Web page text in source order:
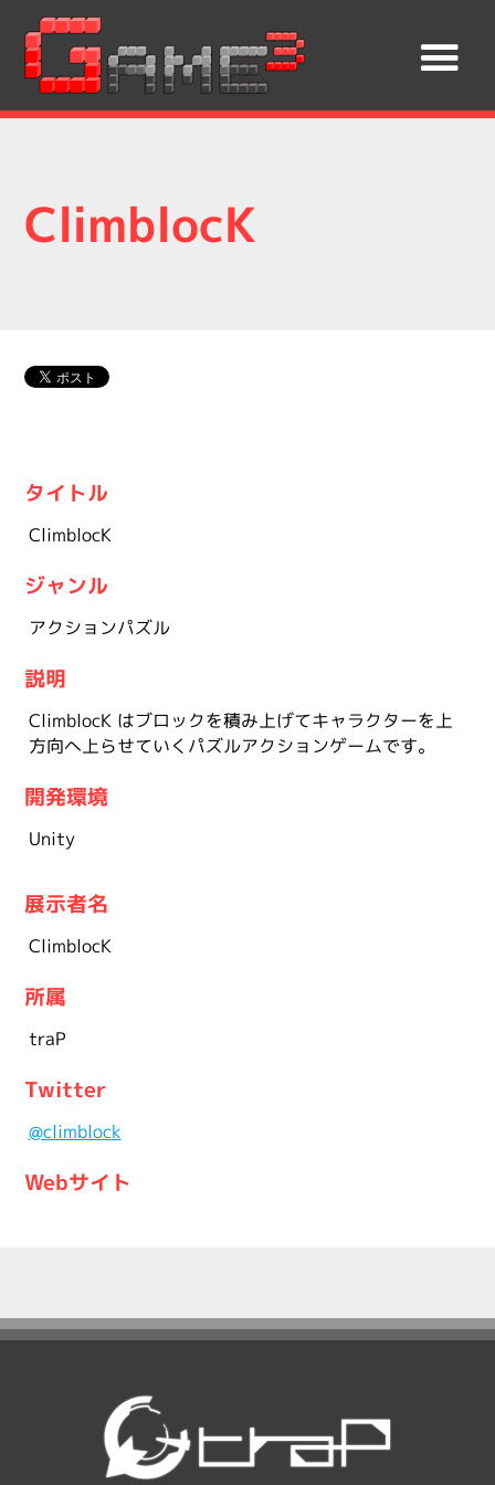
ClimblocK
タイトル
ClimblocK
ジャンル
アクションパズル
説明
ClimblocK はブロックを積み上げてキャラクターを上
方向へ上らせていくパズルアクションゲームです。
開発環境
Unity
展示者名
ClimblocK
所属
traP
Twitter
@climblock
Webサイト